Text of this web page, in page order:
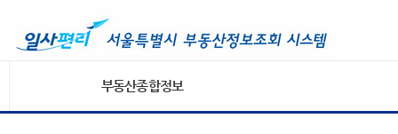
부동산종합정보